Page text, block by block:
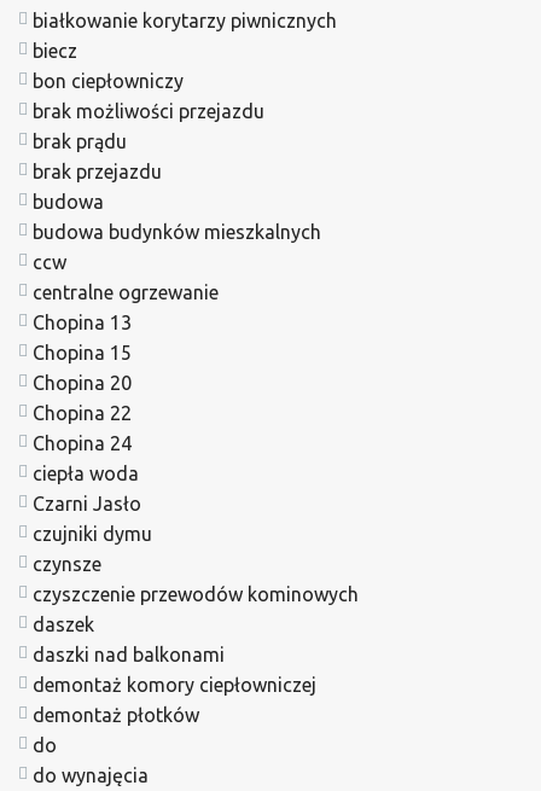
białkowanie korytarzy piwnicznych
biecz
bon ciepłowniczy
brak możliwości przejazdu
brak prądu
brak przejazdu
budowa
budowa budynków mieszkalnych
ccw
centralne ogrzewanie
Chopina 13
Chopina 15
Chopina 20
Chopina 22
Chopina 24
ciepła woda
Czarni Jasło
czujniki dymu
czynsze
czyszczenie przewodów kominowych
daszek
daszki nad balkonami
demontaż komory ciepłowniczej
demontaż płotków
do
do wynajęcia